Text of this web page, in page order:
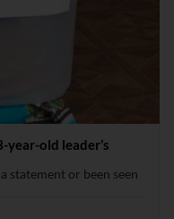
old leader’s
statement or been seen